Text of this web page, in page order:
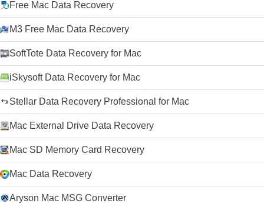
Free Mac Data Recovery
M3 Free Mac Data Recovery
SoftTote Data Recovery for Mac
iSkysoft Data Recovery for Mac
Stellar Data Recovery Professional for Mac
Mac External Drive Data Recovery
Mac SD Memory Card Recovery
Mac Data Recovery
Aryson Mac MSG Converter